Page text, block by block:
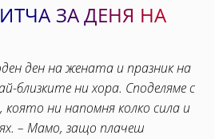
ЗА ДЕНЯ НА
ден на жената и празник на
близките ни хора. Споделяме с
която ни напомня колко сила и
– Мамо, защо плачеш